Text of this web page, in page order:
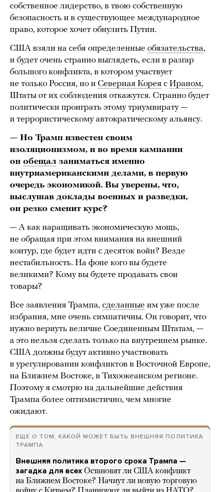
собственное лидерство, в твою собственную
безопасность и в существующее международное
право, которое хочет обнулить Путин.
США взяли на себя определенные обязательства,
и будет очень странно выглядеть, если в разгар
большого конфликта, в котором участвует
не только Россия, но и Северная Корея с Ираном,
Штаты от их соблюдения откажутся. Странно будет
политически проиграть этому триумвирату —
и террористическому автократическому альянсу.
— Но Трамп известен своим
изоляционизмом, и во время кампании
он обещал заниматься именно
внутриамериканскими делами, в первую
очередь экономикой. Вы уверены, что,
выслушав доклады военных и разведки,
он резко сменит курс?
— А как наращивать экономическую мощь,
не обращая при этом внимания на внешний
контур, где будет идти с десяток войн? Везде
нестабильность. На фоне кого вы будете
великими? Кому вы будете продавать свои
товары?
Все заявления Трампа, сделанные им уже после
избрания, мне очень симпатичны. Он говорит, что
нужно вернуть величие Соединенным Штатам, —
а это нельзя сделать только на внутреннем рынке.
США должны будут активно участвовать
в урегулировании конфликтов в Восточной Европе,
на Ближнем Востоке, в Тихоокеанском регионе.
Поэтому я смотрю на дальнейшие действия
Трампа более оптимистично, чем многие
ожидают.
ЕЩЕ О ТОМ, КАКОЙ МОЖЕТ БЫТЬ ВНЕШНЯЯ ПОЛИТИКА
ТРАМПА
Внешняя политика второго срока Трампа —
загадка для всех Остановят ли США конфликт
на Ближнем Востоке? Начнут ли новую торговую